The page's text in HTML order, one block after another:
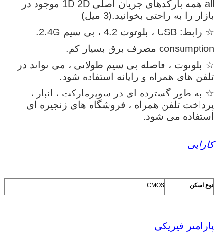
all همه بارکدهای جریان اصلی 1D 2D موجود در
بازار را به راحتی بخوانید.(3 میل)
☆ رابط: USB ، بلوتوث 4.2 ، بی سیم 2.4G.
consumption مصرف برق بسیار کم.
☆ بلوتوث ، فاصله بی سیم طولانی ، می تواند در
تلفن های همراه و رایانه استفاده شود.
☆ به طور گسترده ای در سوپرمارکت ، انبار ،
پرداخت تلفن همراه ، فروشگاه های زنجیره ای
استفاده می شود.
کارایی
نوع اسکن CMOS
پردازنده 32 بیتی
پارامتر فیزیکی